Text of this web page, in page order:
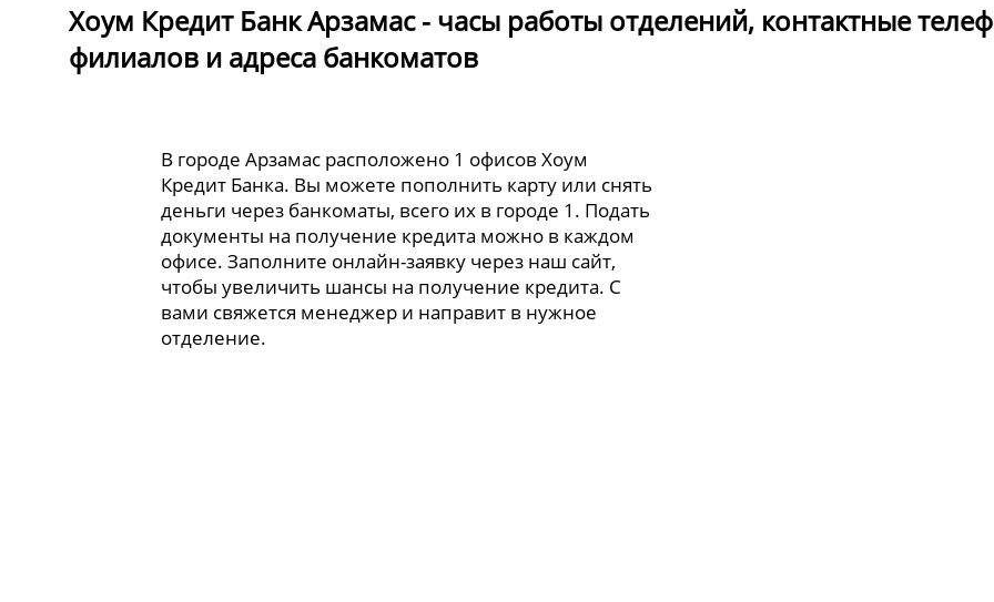
Хоум Кредит Банк Арзамас - часы работы отделений, контактные
филиалов и адреса банкоматов
В городе Арзамас расположено 1 офисов Хоум
Кредит Банка. Вы можете пополнить карту или снять
деньги через банкоматы, всего их в городе 1. Подать
документы на получение кредита можно в каждом
офисе. Заполните онлайн-заявку через наш сайт,
чтобы увеличить шансы на получение кредита. С
вами свяжется менеджер и направит в нужное
отделение.